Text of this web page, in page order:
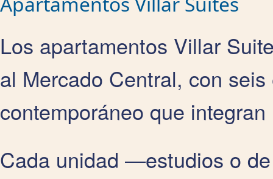
Los apartamentos Villar
al Mercado Central, con
contemporáneo que
Cada unidad —estudios o